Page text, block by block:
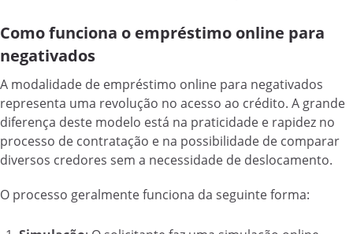
Como funciona o empréstimo online para
negativados
A modalidade de empréstimo online para negativados
representa uma revolução no acesso ao crédito. A grande
diferença deste modelo está na praticidade e rapidez no
processo de contratação e na possibilidade de comparar
diversos credores sem a necessidade de deslocamento.
O processo geralmente funciona da seguinte forma: